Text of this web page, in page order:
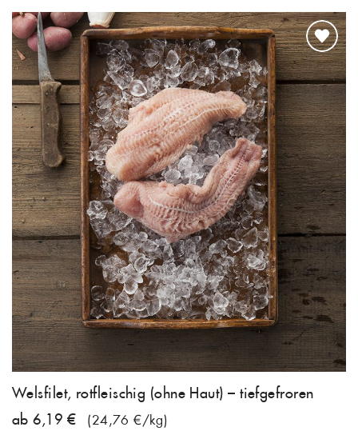
Welsfilet, rotfleischig (ohne Haut) – tiefgefroren
ab 6,19 €
(24,76 €/kg)